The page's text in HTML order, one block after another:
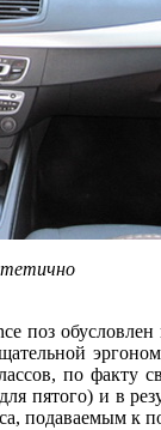
поз
по факту
пятого) и в
подаваемым к